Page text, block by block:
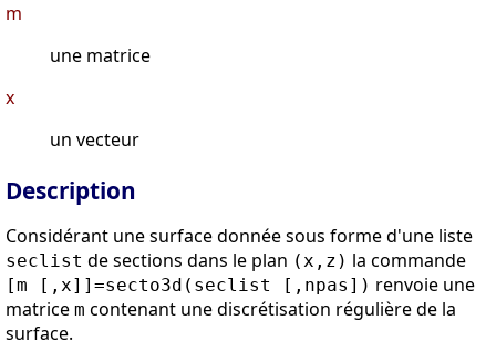
m
une matrice
x
un vecteur
Description
Considérant une surface donnée sous forme d'une liste
seclist de sections dans le plan (x,z) la commande
[m [,x]]=secto3d(seclist [,npas]) renvoie une
matrice m contenant une discrétisation régulière de la
surface.